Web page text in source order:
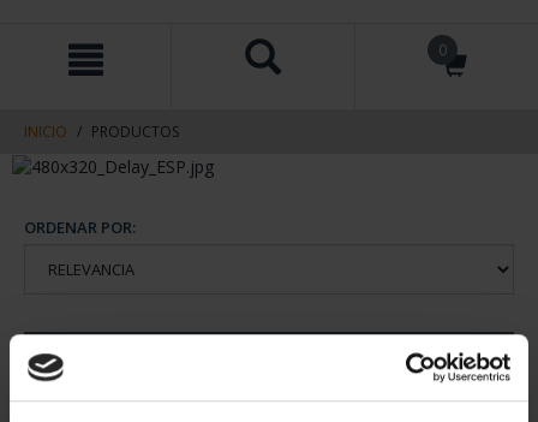
contenido
navegacin
0
INICIO PRODUCTOS
ORDENAR POR: